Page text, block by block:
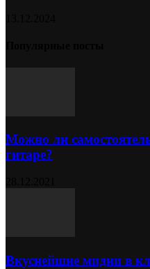
Можно ли
гитаре?
Вкуснейшие мидии в